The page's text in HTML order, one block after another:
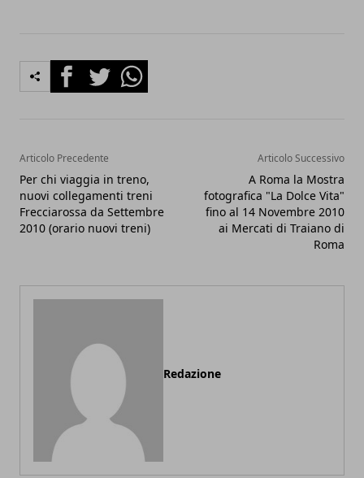
FacebookTwitterWhatsapp
Articolo Precedente
Per chi viaggia in treno,
nuovi collegamenti treni
Frecciarossa da Settembre
2010 (orario nuovi treni)
Articolo Successivo
A Roma la Mostra
fotografica "La Dolce Vita"
fino al 14 Novembre 2010
ai Mercati di Traiano di
Roma
Redazione